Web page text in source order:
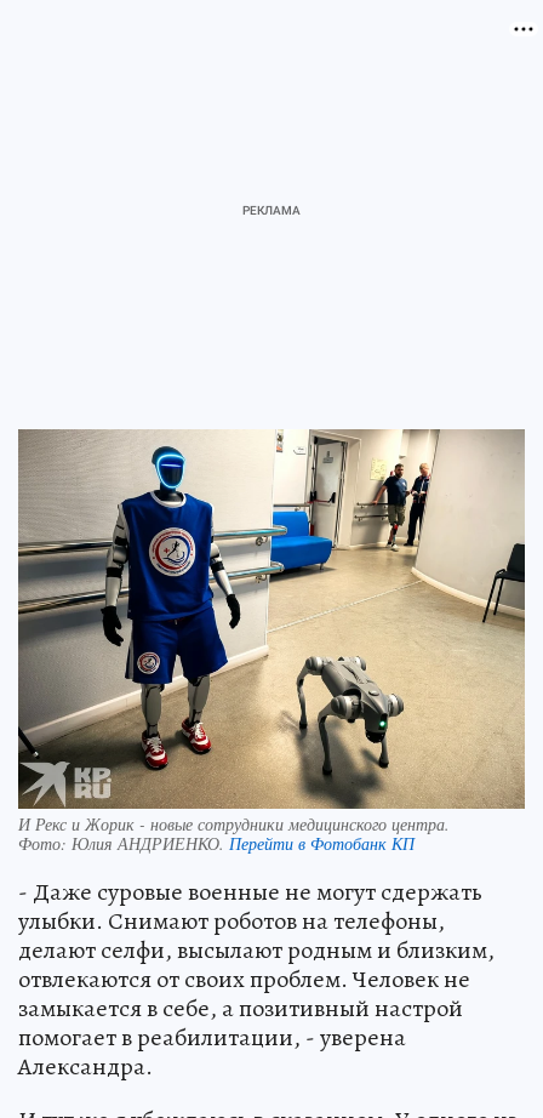
И Рекс и Жорик - новые сотрудники медицинского центра.
Фото: Юлия АНДРИЕНКО. Перейти в Фотобанк КП
- Даже суровые военные не могут сдержать
улыбки. Снимают роботов на телефоны,
делают селфи, высылают родным и близким,
отвлекаются от своих проблем. Человек не
замыкается в себе, а позитивный настрой
помогает в реабилитации, - уверена
Александра.